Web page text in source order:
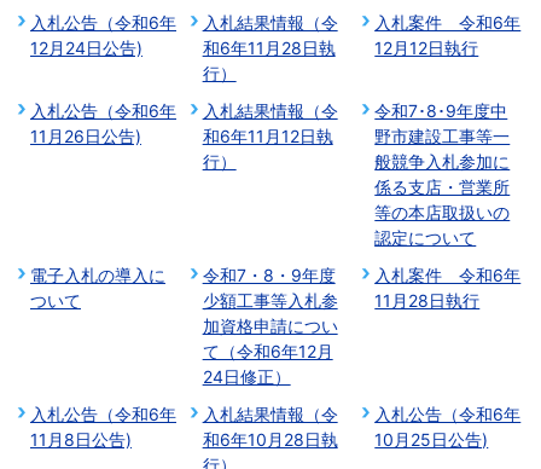
入札公告（令和6年
12月24日公告)
入札結果情報（令
和6年11月28日執
行）
入札案件 令和6年
12月12日執行
入札公告（令和6年
11月26日公告)
入札結果情報（令
和6年11月12日執
行）
令和7･8･9年度中
野市建設工事等一
般競争入札参加に
係る支店・営業所
等の本店取扱いの
認定について
電子入札の導入に
ついて
令和7・8・9年度
少額工事等入札参
加資格申請につい
て（令和6年12月
24日修正）
入札案件 令和6年
11月28日執行
入札公告（令和6年
11月8日公告)
入札結果情報（令
和6年10月28日執
行）
入札公告（令和6年
10月25日公告)